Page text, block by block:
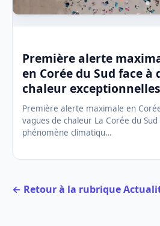
Première alerte
en Corée du Sud face à
chaleur exceptionnelles
Première alerte maximale en
vagues de chaleur La Corée du
phénomène climatiqu…
← Retour à la rubrique